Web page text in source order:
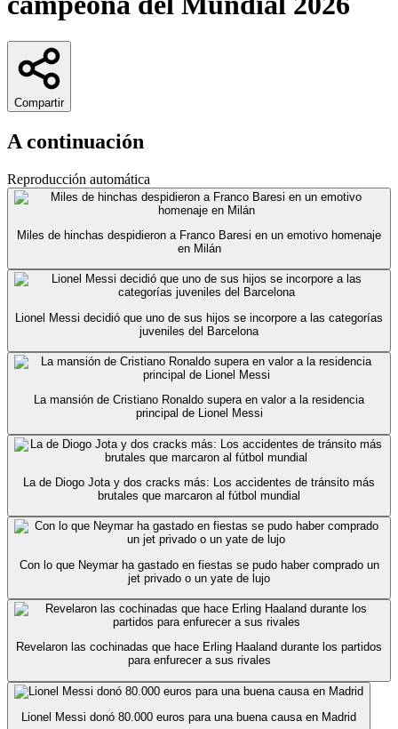
Compartir
A continuación
Reproducción automática
Miles de hinchas despidieron a Franco Baresi en un emotivo homenaje
en Milán
Lionel Messi decidió que uno de sus hijos se incorpore a las categorías
juveniles del Barcelona
La mansión de Cristiano Ronaldo supera en valor a la residencia
principal de Lionel Messi
La de Diogo Jota y dos cracks más: Los accidentes de tránsito más
brutales que marcaron al fútbol mundial
Con lo que Neymar ha gastado en fiestas se pudo haber comprado un
jet privado o un yate de lujo
Revelaron las cochinadas que hace Erling Haaland durante los partidos
para enfurecer a sus rivales
Lionel Messi donó 80.000 euros para una buena causa en Madrid